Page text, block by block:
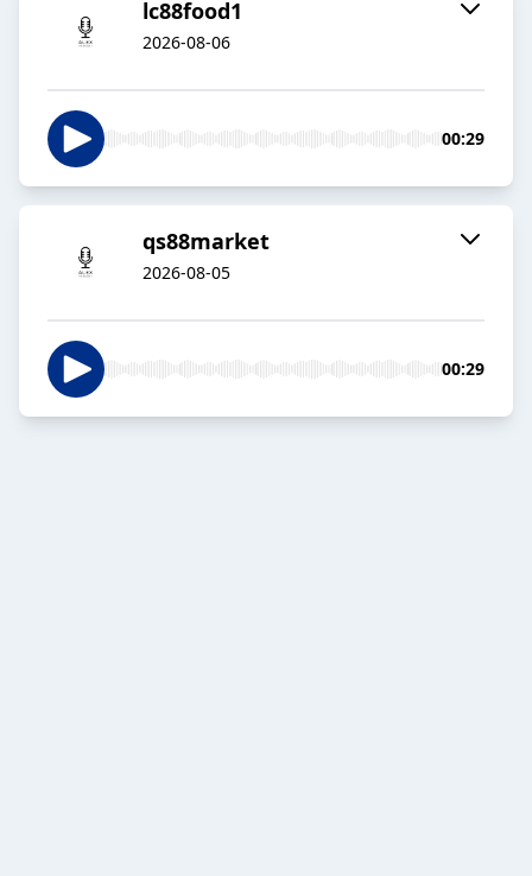
lc88food1
2026-08-06
00:29
qs88market
2026-08-05
00:29